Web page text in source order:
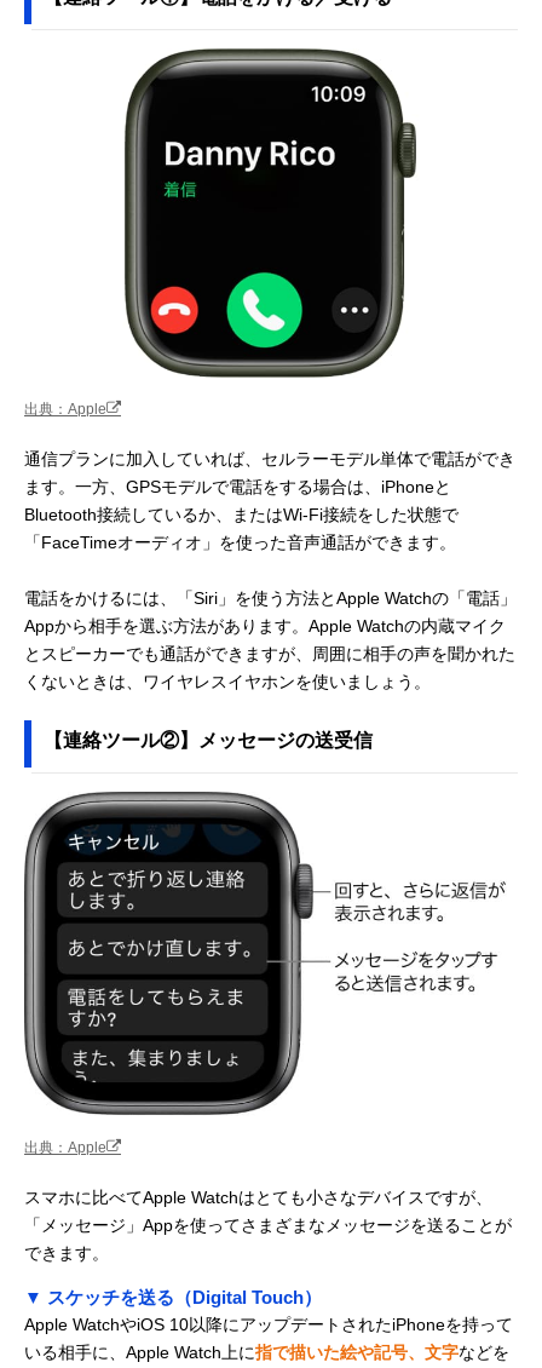
出典：Apple
通信プランに加入していれば、セルラーモデル単体で電話ができ
ます。一方、GPSモデルで電話をする場合は、iPhoneと
Bluetooth接続しているか、またはWi-Fi接続をした状態で
「FaceTimeオーディオ」を使った音声通話ができます。
電話をかけるには、「Siri」を使う方法とApple Watchの「電話」
Appから相手を選ぶ方法があります。Apple Watchの内蔵マイク
とスピーカーでも通話ができますが、周囲に相手の声を聞かれた
くないときは、ワイヤレスイヤホンを使いましょう。
【連絡ツール②】メッセージの送受信
出典：Apple
スマホに比べてApple Watchはとても小さなデバイスですが、
「メッセージ」Appを使ってさまざまなメッセージを送ることが
できます。
▼ スケッチを送る（Digital Touch）
Apple WatchやiOS 10以降にアップデートされたiPhoneを持って
いる相手に、Apple Watch上に指で描いた絵や記号、文字などを